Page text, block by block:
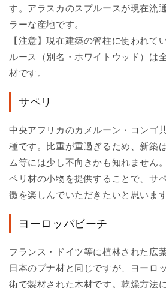
す。アラスカのスプルースが現在流
ラーな産地です。
【注意】現在建築の管柱に使われて
ルース（別名・ホワイトウッド）は
材です。
サペリ
中央アフリカのカメルーン・コンゴ
種です。比重が重過ぎるため、新築
ム等には少し不向きかも知れません
ペリ材の小物を提供することで、サ
徴を楽しんでいただきたいと思います
ヨーロッパビーチ
フランス・ドイツ等に植林された広
日本のブナ材と同じですが、ヨーロ
術で製材された木材です。乾燥方法